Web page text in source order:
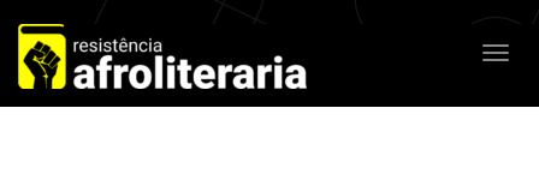
Pular
para
o
conteúdo